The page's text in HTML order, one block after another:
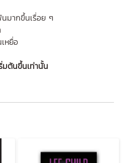
มากขึ้นเรื่อย ๆ
หยื่อ
มต้นขึ้นเท่านั้น